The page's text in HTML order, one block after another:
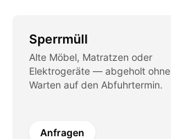
Sperrmüll
Alte Möbel, Matratzen oder
Elektrogeräte — abgeholt ohne
Warten auf den Abfuhrtermin.
Anfragen